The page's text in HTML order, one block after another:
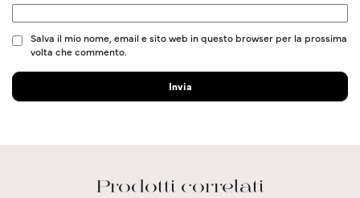
Salva il mio nome, email e sito web in questo browser per la prossima
volta che commento.
Prodotti correlati